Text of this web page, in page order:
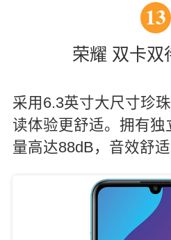
13
荣耀 双卡双
采用6.3英寸大尺寸珍
读体验更舒适。拥有独
量高达88dB，音效舒适